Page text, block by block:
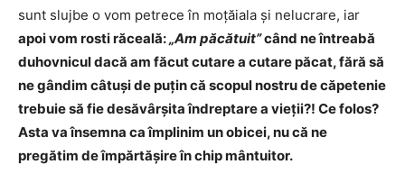
sunt slujbe o vom petrece în moţăiala şi nelucrare, iar
apoi vom rosti răceală:„Am păcătuit”când ne întreabă
duhovnicul dacă am făcut cutare a cutare păcat, fără să
ne gândim câtuşi de puţin că scopul nostru de căpetenie
trebuie să fie desăvârşita îndreptare a vieţii?! Ce folos?
Asta va însemna ca împlinim un obicei, nu că ne
pregătim de împărtăşire în chip mântuitor.